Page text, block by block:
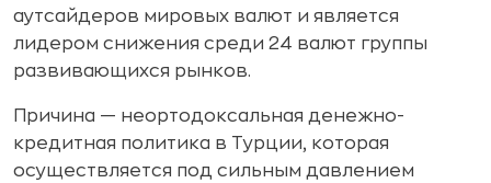
аутсайдеров мировых валют и является
лидером снижения среди 24 валют группы
развивающихся рынков.
Причина — неортодоксальная денежно-
кредитная политика в Турции, которая
осуществляется под сильным давлением